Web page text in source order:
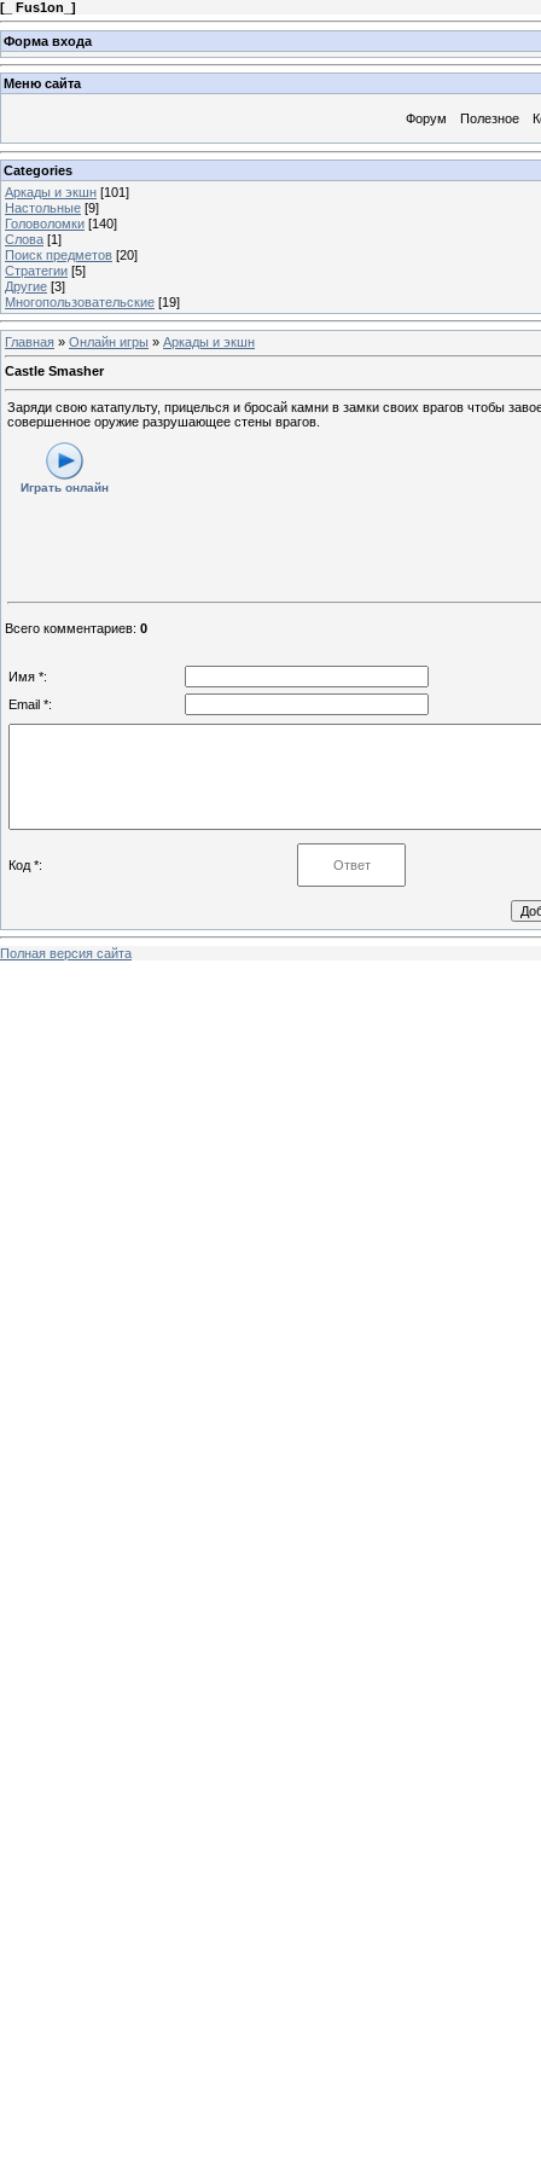
[ _ Fus1on_ ]
Форма входа
Меню сайта
Форум Полезное
Categories
Аркады и экшн [101]
Настольные [9]
Головоломки [140]
Слова [1]
Поиск предметов [20]
Стратегии [5]
Другие [3]
Многопользовательские [19]
Главная » Онлайн игры » Аркады и экшн
Castle Smasher
Заряди свою катапульту, прицелься и бросай камни в замки своих врагов чтобы
совершенное оружие разрушающее стены врагов.
Играть онлайн
Всего комментариев: 0
Имя *:
Email *:
Код *:
Полная версия сайта